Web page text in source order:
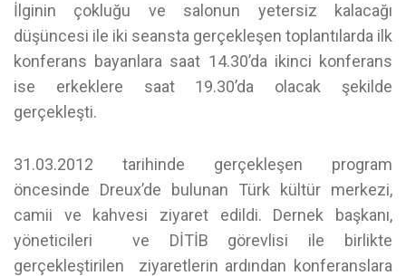
İlginin çokluğu ve salonun yetersiz kalacağı
düşüncesi ile iki seansta gerçekleşen toplantılarda ilk
konferans bayanlara saat 14.30’da ikinci konferans
ise erkeklere saat 19.30’da olacak şekilde
gerçekleşti.
31.03.2012 tarihinde gerçekleşen program
öncesinde Dreux’de bulunan Türk kültür merkezi,
camii ve kahvesi ziyaret edildi. Dernek başkanı,
yöneticileri ve DİTİB görevlisi ile birlikte
gerçekleştirilen ziyaretlerin ardından konferanslara